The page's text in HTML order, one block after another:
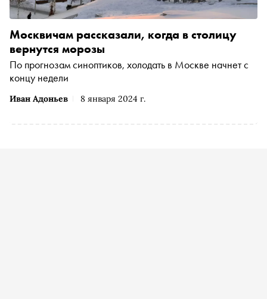
Иван Адоньев 8 января 2024 г.
Москвичам рассказали, когда в столицу
вернутся морозы
По прогнозам синоптиков, холодать в Москве начнет с
концу недели